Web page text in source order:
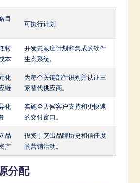
目
可执行计划
转
本
开发忠诚度计划和集成的软件
生态系统。
化
链
为每个关键部件识别并认证三
家替代供应商。
化
实施全天候客户支持和更快速
的交付窗口。
品
产
投资于突出品牌历史和信任度
的营销活动。
分配